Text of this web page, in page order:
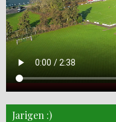
Jarigen :)